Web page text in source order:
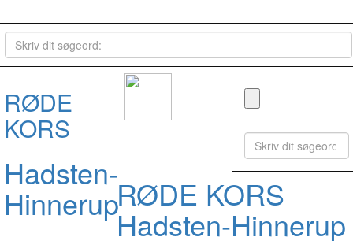
RØDE
KORS
Hadsten-
HinnerupRØDE KORS
Hadsten-Hinnerup